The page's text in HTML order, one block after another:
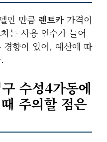
인 만큼 렌트카가격이
는 사용 연수가 늘어
경향이 있어, 예산에 따
수성4가동에
주의할 점은